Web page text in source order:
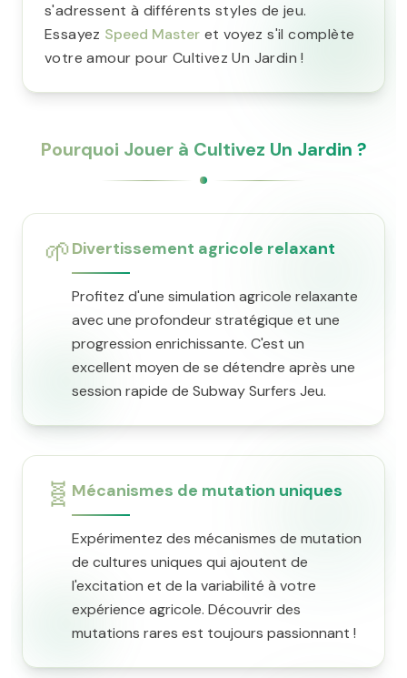
s'adressent à différents styles de jeu.
Essayez Speed Master et voyez s'il complète
votre amour pour Cultivez Un Jardin !
Pourquoi Jouer à Cultivez Un Jardin ?
🌱Divertissement agricole relaxant
Profitez d'une simulation agricole relaxante
avec une profondeur stratégique et une
progression enrichissante. C'est un
excellent moyen de se détendre après une
session rapide de Subway Surfers Jeu.
🧬 Mécanismes de mutation uniques
Expérimentez des mécanismes de mutation
de cultures uniques qui ajoutent de
l'excitation et de la variabilité à votre
expérience agricole. Découvrir des
mutations rares est toujours passionnant !